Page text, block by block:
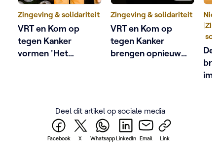
Zingeving & solidariteit
VRT en Kom op
tegen Kanker
vormen 'Het
Zingeving & solidariteit
VRT en Kom op
tegen Kanker
brengen opnieuw
|
De
Deel dit artikel op sociale media
Facebook X WhatsappLinkedIn Email Link